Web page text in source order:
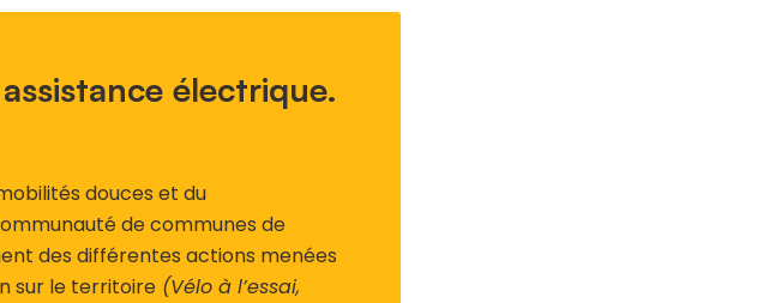
électrique.
douces et du
de communes de
des différentes actions menées
sur le territoire (Vélo à l’essai,